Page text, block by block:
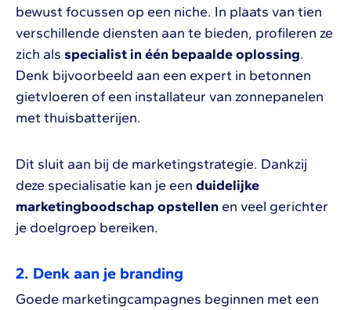
bewust focussen op een niche. In plaats van tien
verschillende diensten aan te bieden, profileren ze
zich als specialist in één bepaalde oplossing.
Denk bijvoorbeeld aan een expert in betonnen
gietvloeren of een installateur van zonnepanelen
met thuisbatterijen.
Dit sluit aan bij de marketingstrategie. Dankzij
deze specialisatie kan je een duidelijke
marketingboodschap opstellen en veel gerichter
je doelgroep bereiken.
2. Denk aan je branding
Goede marketingcampagnes beginnen met een